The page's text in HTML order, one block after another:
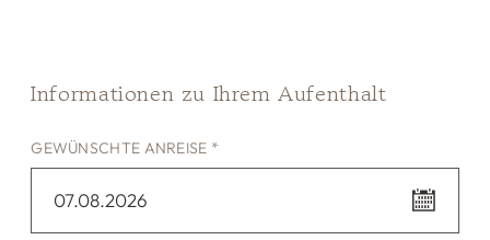
Informationen zu Ihrem Aufenthalt
GEWÜNSCHTE ANREISE *
07.08.2026